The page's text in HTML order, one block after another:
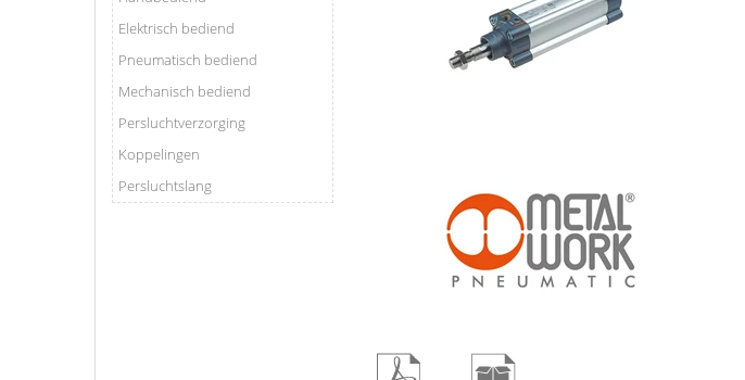
Elektrisch bediend
Pneumatisch bediend
Mechanisch bediend
Persluchtverzorging
Koppelingen
Persluchtslang